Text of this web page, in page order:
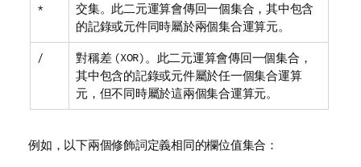
*
交集。此二元運算會傳回一個集合，其中包含
的記錄或元件同時屬於兩個集合運算元。
/ 對稱差 (XOR)。此二元運算會傳回一個集合，
其中包含的記錄或元件屬於任一個集合運算
元，但不同時屬於這兩個集合運算元。
例如，以下兩個修飾詞定義相同的欄位值集合：